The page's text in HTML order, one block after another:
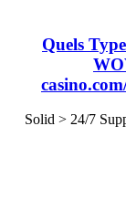
Quels
< Solid > 24/7